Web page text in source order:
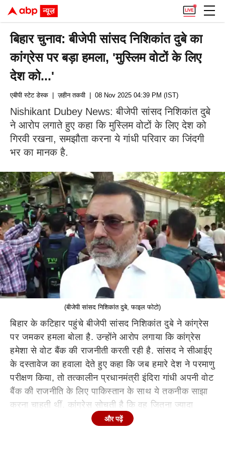
बिहार चुनाव: बीजेपी सांसद निशिकांत दुबे का
कांग्रेस पर बड़ा हमला, 'मुस्लिम वोटों के लिए
देश को...'
एबीपी स्टेट डेस्क | ज़हीन तकवी | 08 Nov 2025 04:39 PM (IST)
Nishikant Dubey News: बीजेपी सांसद निशिकांत दुबे
ने आरोप लगाते हुए कहा कि मुस्लिम वोटों के लिए देश को
गिरवी रखना, समझौता करना ये गांधी परिवार का जिंदगी
भर का मानक है.
(बीजेपी सांसद निशिकांत दुबे, फाइल फोटो)
बिहार के कटिहार पहुंचे बीजेपी सांसद निशिकांत दुबे ने कांग्रेस
पर जमकर हमला बोला है. उन्होंने आरोप लगाया कि कांग्रेस
हमेशा से वोट बैंक की राजनीती करती रही है. सांसद ने सीआईए
के दस्तावेज का हवाला देते हुए कहा कि जब हमारे देश ने परमाणु
परीक्षण किया, तो तत्कालीन प्रधानमंत्री इंदिरा गांधी अपनी वोट
बैंक की राजनीति के लिए पाकिस्तान के साथ ये तकनीक साझा
करना चाहती थीं. कांग्रेस सोचती है कि वह जितना ज्यादा
'पाकिस्तान जिंदाबाद' के नारे लगाएगी, उतने ही अधिक मुस्लिम
और पढ़ें